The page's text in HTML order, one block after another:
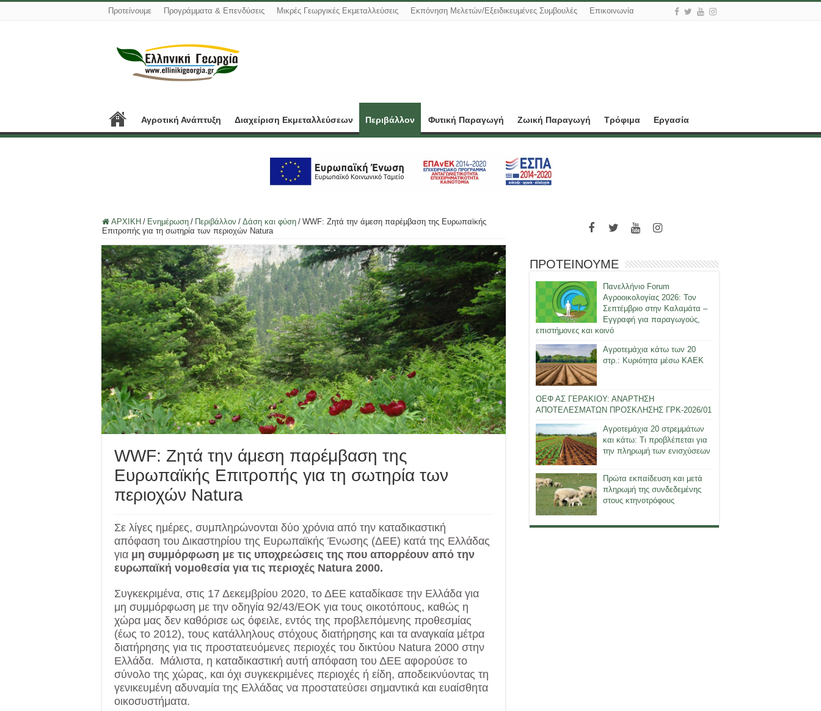
Προτείνουμε Προγράμματα & Επενδύσεις Μικρές Γεωργικές Εκμεταλλεύσεις Εκπόνηση Μελετών/Εξειδικευμένες Συμβουλές Επικοινωνία
Αγροτική Ανάπτυξη Διαχείριση Εκμεταλλεύσεων Περιβάλλον Φυτική Παραγωγή Ζωική Παραγωγή Τρόφιμα Εργασία
ΑΡΧΙΚΗ / Ενημέρωση / Περιβάλλον / Δάση και φύση / WWF: Ζητά την άμεση παρέμβαση της Ευρωπαϊκής
Επιτροπής για τη σωτηρία των περιοχών Natura
WWF: Ζητά την άμεση παρέμβαση της
Ευρωπαϊκής Επιτροπής για τη σωτηρία των
περιοχών Natura
Σε λίγες ημέρες, συμπληρώνονται δύο χρόνια από την καταδικαστική
απόφαση του Δικαστηρίου της Ευρωπαϊκής Ένωσης (ΔΕΕ) κατά της Ελλάδας
για μη συμμόρφωση με τις υποχρεώσεις της που απορρέουν από την
ευρωπαϊκή νομοθεσία για τις περιοχές Natura 2000.
Συγκεκριμένα, στις 17 Δεκεμβρίου 2020, το ΔΕΕ καταδίκασε την Ελλάδα για
μη συμμόρφωση με την οδηγία 92/43/ΕΟΚ για τους οικοτόπους, καθώς η
χώρα μας δεν καθόρισε ως όφειλε, εντός της προβλεπόμενης προθεσμίας
(έως το 2012), τους κατάλληλους στόχους διατήρησης και τα αναγκαία μέτρα
διατήρησης για τις προστατευόμενες περιοχές του δικτύου Natura 2000 στην
Ελλάδα. Μάλιστα, η καταδικαστική αυτή απόφαση του ΔΕΕ αφορούσε το
σύνολο της χώρας, και όχι συγκεκριμένες περιοχές ή είδη, αποδεικνύοντας τη
γενικευμένη αδυναμία της Ελλάδας να προστατεύσει σημαντικά και ευαίσθητα
οικοσυστήματα.
ΠΡΟΤΕΙΝΟΥΜΕ
Πανελλήνιο Forum
Αγροοικολογίας 2026: Τον
Σεπτέμβριο στην Καλαμάτα –
Εγγραφή για παραγωγούς,
επιστήμονες και κοινό
Αγροτεμάχια κάτω των 20
στρ.: Κυριότητα μέσω ΚΑΕΚ
ΟΕΦ ΑΣ ΓΕΡΑΚΙΟΥ: ΑΝΑΡΤΗΣΗ
ΑΠΟΤΕΛΕΣΜΑΤΩΝ ΠΡΟΣΚΛΗΣΗΣ ΓΡΚ-2026/01
Αγροτεμάχια 20 στρεμμάτων
και κάτω: Τι προβλέπεται για
την πληρωμή των ενισχύσεων
Πρώτα εκπαίδευση και μετά
πληρωμή της συνδεδεμένης
στους κτηνοτρόφους